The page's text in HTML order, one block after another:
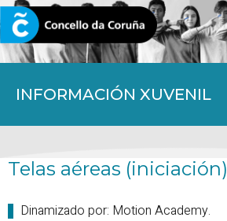
INFORMACIÓN XUVENIL
CORUNA.GAL
Telas aéreas (iniciación)
Dinamizado por: Motion Academy.